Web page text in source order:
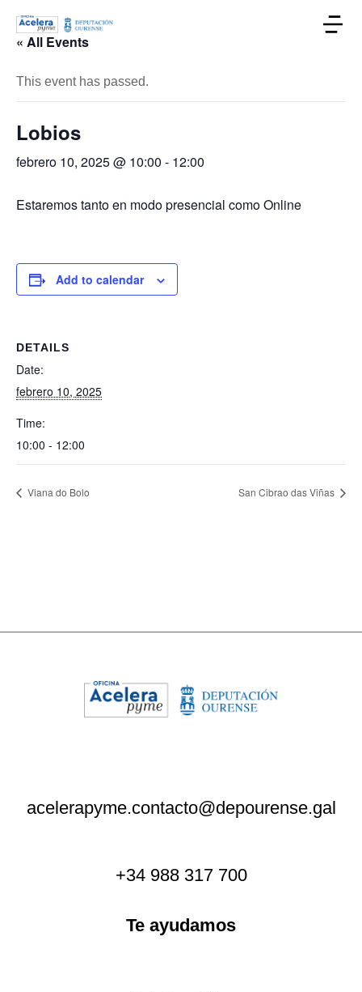
« All Events
This event has passed.
Lobios
febrero 10, 2025 @ 10:00 - 12:00
Estaremos tanto en modo presencial como Online
Add to calendar
DETAILS
Date:
febrero 10, 2025
Time:
10:00 - 12:00
Viana do Bolo San Cibrao das Viñas
acelerapyme.contacto@depourense.gal
+34 988 317 700
Te ayudamos